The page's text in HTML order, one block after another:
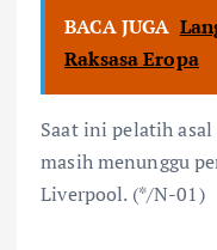
BACA JUGA
Raksasa Eropa
Saat ini pelatih
masih menunggu
Liverpool. (*/N-01)